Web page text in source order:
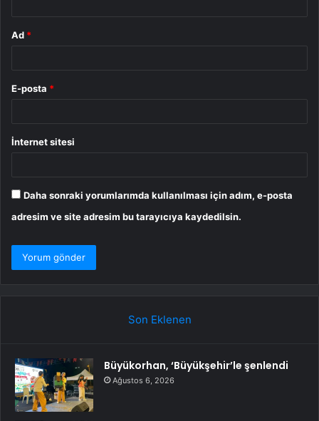
Ad *
E-posta *
İnternet sitesi
Daha sonraki yorumlarımda kullanılması için adım, e-posta
adresim ve site adresim bu tarayıcıya kaydedilsin.
Son Eklenen
Büyükorhan, ‘Büyükşehir’le şenlendi
Ağustos 6, 2026